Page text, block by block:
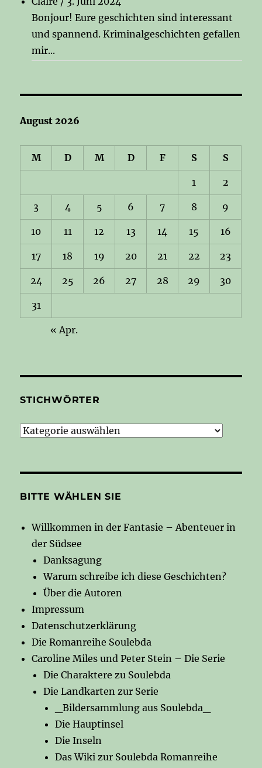
Bonjour! Eure geschichten sind interessant
und spannend. Kriminalgeschichten gefallen
mir...
August 2026
M D M D F S S
1 2
3 4 5 6 7 8 9
10 11 12 13 14 15 16
17 18 19 20 21 22 23
24 25 26 27 28 29 30
31
« Apr.
STICHWÖRTER
Stichwörter
BITTE WÄHLEN SIE
Willkommen in der Fantasie – Abenteuer in
der Südsee
Danksagung
Warum schreibe ich diese Geschichten?
Über die Autoren
Impressum
Datenschutzerklärung
Die Romanreihe Soulebda
Caroline Miles und Peter Stein – Die Serie
Die Charaktere zu Soulebda
Die Landkarten zur Serie
_Bildersammlung aus Soulebda_
Die Hauptinsel
Die Inseln
Das Wiki zur Soulebda Romanreihe